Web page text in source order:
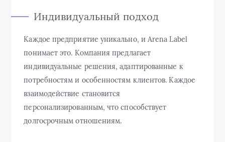
Индивидуальный подход
Каждое предприятие уникально, и Arena Label
понимает это. Компания предлагает
индивидуальные решения, адаптированные к
потребностям и особенностям клиентов. Каждое
взаимодействие становится
персонализированным, что способствует
долгосрочным отношениям.